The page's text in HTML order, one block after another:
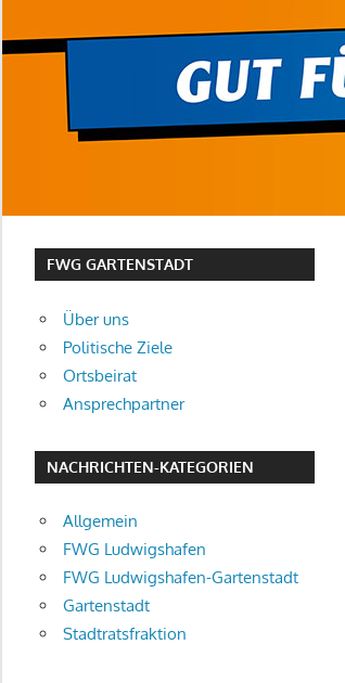
FWG GARTENSTADT
Über uns
Politische Ziele
Ortsbeirat
Ansprechpartner
NACHRICHTEN-KATEGORIEN
Allgemein
FWG Ludwigshafen
FWG Ludwigshafen-Gartenstadt
Gartenstadt
Stadtratsfraktion